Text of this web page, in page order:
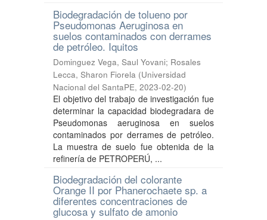
Biodegradación de tolueno por
Pseudomonas Aeruginosa en
suelos contaminados con derrames
de petróleo. Iquitos
Dominguez Vega, Saul Yovani; Rosales
Lecca, Sharon Fiorela (Universidad
Nacional del SantaPE, 2023-02-20)
El objetivo del trabajo de investigación fue
determinar la capacidad biodegradara de
Pseudomonas aeruginosa en suelos
contaminados por derrames de petróleo.
La muestra de suelo fue obtenida de la
refinería de PETROPERÚ, ...
Biodegradación del colorante
Orange II por Phanerochaete sp. a
diferentes concentraciones de
glucosa y sulfato de amonio